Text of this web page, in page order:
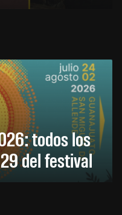
todos los
del festival